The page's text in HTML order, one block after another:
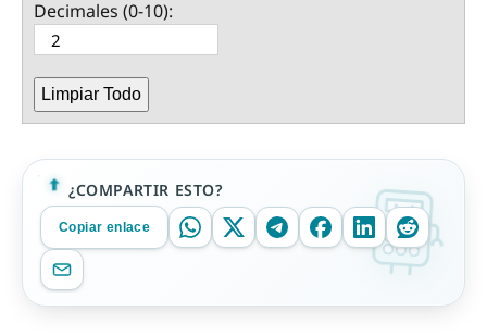
Decimales (0-10):
Limpiar Todo
¿COMPARTIR ESTO?
Copiar enlace